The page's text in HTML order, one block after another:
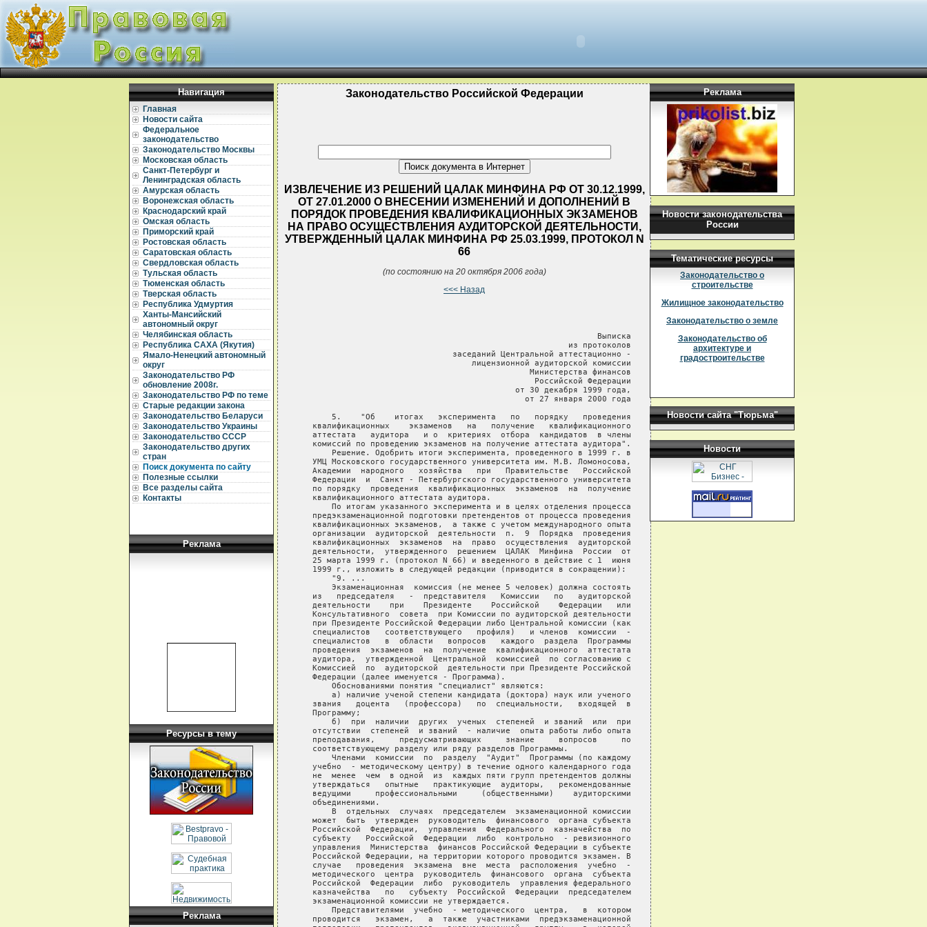
Навигация
Главная
Новости сайта
Федеральное
законодательство
Законодательство Москвы
Московская область
Санкт-Петербург и
Ленинградская область
Амурская область
Воронежская область
Краснодарский край
Омская область
Приморский край
Ростовская область
Саратовская область
Свердловская область
Тульская область
Тюменская область
Тверская область
Республика Удмуртия
Ханты-Мансийский
автономный округ
Челябинская область
Республика САХА (Якутия)
Ямало-Ненецкий автономный
округ
Законодательство РФ
обновление 2008г.
Законодательство РФ по теме
Старые редакции закона
Законодательство Беларуси
Законодательство Украины
Законодательство СССР
Законодательство других
стран
Поиск документа по сайту
Полезные ссылки
Все разделы сайта
Контакты
Реклама
Ресурсы в тему
Реклама
Законодательство Российской Федерации
ИЗВЛЕЧЕНИЕ ИЗ РЕШЕНИЙ ЦАЛАК МИНФИНА РФ ОТ 30.12.1999,
ОТ 27.01.2000 О ВНЕСЕНИИ ИЗМЕНЕНИЙ И ДОПОЛНЕНИЙ В
ПОРЯДОК ПРОВЕДЕНИЯ КВАЛИФИКАЦИОННЫХ ЭКЗАМЕНОВ
НА ПРАВО ОСУЩЕСТВЛЕНИЯ АУДИТОРСКОЙ ДЕЯТЕЛЬНОСТИ,
УТВЕРЖДЕННЫЙ ЦАЛАК МИНФИНА РФ 25.03.1999, ПРОТОКОЛ N
66
(по состоянию на 20 октября 2006 года)
<<< Назад
                                                              Выписка
                                                        из протоколов
                                заседаний Центральной аттестационно -
                                    лицензионной аудиторской комиссии
                                                Министерства финансов
                                                 Российской Федерации
                                             от 30 декабря 1999 года,
                                               от 27 января 2000 года
       5.    "Об    итогах   эксперимента   по   порядку   проведения
   квалификационных    экзаменов   на   получение   квалификационного
   аттестата   аудитора   и о  критериях  отбора  кандидатов  в члены
   комиссий по проведению экзаменов на получение аттестата аудитора".
       Решение. Одобрить итоги эксперимента, проведенного в 1999 г. в
   УМЦ Московского государственного университета им. М.В. Ломоносова,
   Академии  народного   хозяйства   при   Правительстве   Российской
   Федерации  и  Санкт - Петербургского государственного университета
   по порядку  проведения  квалификационных  экзаменов  на  получение
   квалификационного аттестата аудитора.
       По итогам указанного эксперимента и в целях отделения процесса
   предэкзаменационной подготовки претендентов от процесса проведения
   квалификационных экзаменов,  а также с учетом международного опыта
   организации  аудиторской  деятельности  п.  9  Порядка  проведения
   квалификационных  экзаменов  на  право  осуществления  аудиторской
   деятельности,  утвержденного  решением  ЦАЛАК  Минфина  России  от
   25 марта 1999 г. (протокол N 66) и введенного в действие с 1  июня
   1999 г., изложить в следующей редакции (приводится в сокращении):
       "9. ...
       Экзаменационная  комиссия (не менее 5 человек) должна состоять
   из   председателя   -  представителя   Комиссии   по   аудиторской
   деятельности    при    Президенте    Российской    Федерации   или
   Консультативного  совета  при Комиссии по аудиторской деятельности
   при Президенте Российской Федерации либо Центральной комиссии (как
   специалистов   соответствующего   профиля)   и членов  комиссии  -
   специалистов   в  области   вопросов   каждого  раздела  Программы
   проведения  экзаменов  на  получение  квалификационного  аттестата
   аудитора,  утвержденной  Центральной  комиссией  по согласованию с
   Комиссией  по  аудиторской  деятельности при Президенте Российской
   Федерации (далее именуется - Программа).
       Обоснованиями понятия "специалист" являются:
       а) наличие ученой степени кандидата (доктора) наук или ученого
   звания   доцента   (профессора)   по  специальности,   входящей  в
   Программу;
       б)  при  наличии  других  ученых  степеней  и званий  или  при
   отсутствии  степеней  и званий  - наличие  опыта работы либо опыта
   преподавания,     предусматривающих     знание     вопросов     по
   соответствующему разделу или ряду разделов Программы.
       Членами  комиссии  по  разделу  "Аудит"  Программы (по каждому
   учебно  - методическому центру) в течение одного календарного года
   не  менее  чем  в одной  из  каждых пяти групп претендентов должны
   утверждаться   опытные   практикующие  аудиторы,   рекомендованные
   ведущими     профессиональными     (общественными)    аудиторскими
   объединениями.
       В  отдельных  случаях  председателем  экзаменационной комиссии
   может  быть  утвержден  руководитель  финансового  органа субъекта
   Российской  Федерации,  управления  Федерального  казначейства  по
   субъекту   Российской  Федерации  либо  контрольно  - ревизионного
   управления  Министерства  финансов Российской Федерации в субъекте
   Российской Федерации, на территории которого проводится экзамен. В
   случае   проведения  экзамена  вне  места  расположения  учебно  -
   методического  центра  руководитель  финансового  органа  субъекта
   Российской  Федерации  либо  руководитель  управления федерального
   казначейства   по   субъекту  Российской  Федерации  председателем
   экзаменационной комиссии не утверждается.
       Представителями  учебно  - методического  центра,   в  котором
   проводится   экзамен,   а  также  участниками  предэкзаменационной
Реклама
Новости законодательства
России
Тематические ресурсы
Законодательство о
строительстве
Жилищное законодательство
Законодательство о земле
Законодательство об
архитектуре и
градостроительстве
Новости сайта "Тюрьма"
Новости